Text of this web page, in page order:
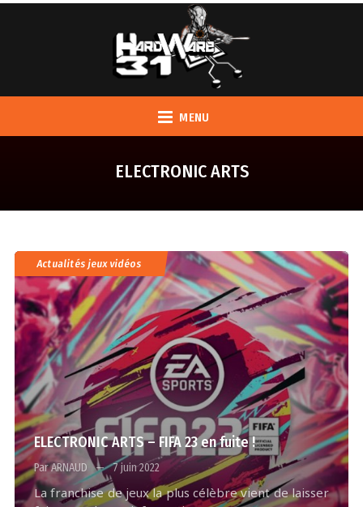
MENU
ELECTRONIC ARTS
Actualités jeux vidéos
ELECTRONIC ARTS – FIFA 23 en fuite !
Par ARNAUD 7 juin 2022
La franchise de jeux la plus célèbre vient de laisser